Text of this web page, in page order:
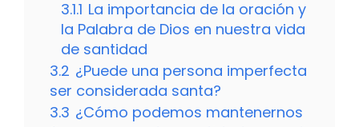
3.1.1 La importancia de la oración y
la Palabra de Dios en nuestra vida
de santidad
3.2 ¿Puede una persona imperfecta
ser considerada santa?
3.3 ¿Cómo podemos mantenernos